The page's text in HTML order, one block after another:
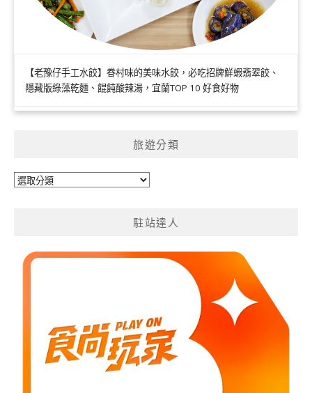
【老豫仔手工水餃】眷村味的美味水餃，必吃招牌鮮蝦翡翠餃、
隱藏版綠藻乾麵、餛飩酸辣湯，宜蘭TOP 10 好食好物
旅遊分類
旅
駐站達人